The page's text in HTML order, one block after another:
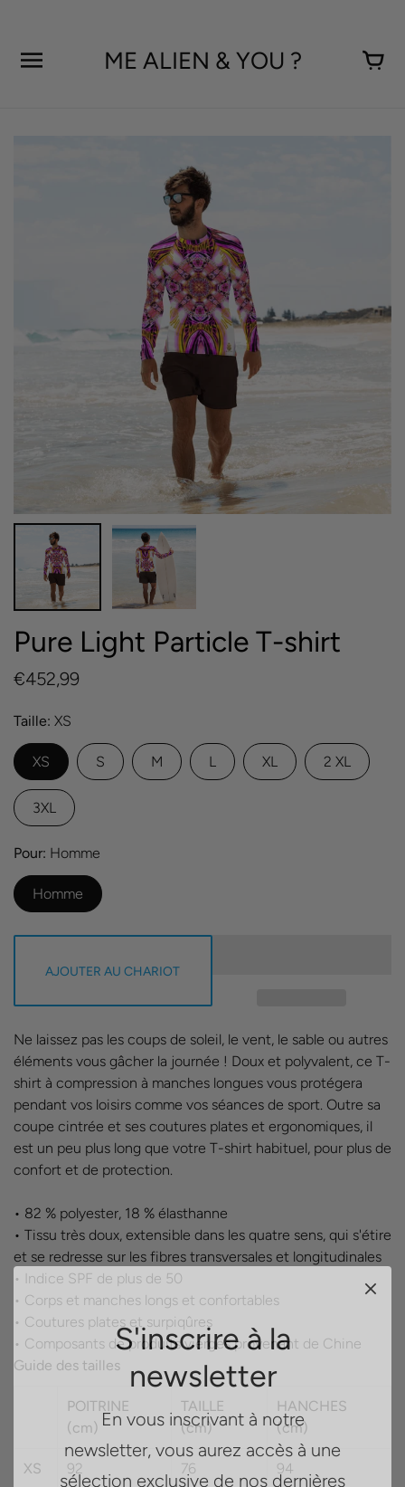
S'inscrire à la
newsletter
En vous inscrivant à notre
newsletter, vous aurez accès à une
sélection exclusive de nos dernières
ME ALIEN & YOU ?
Pure Light Particle T-shirt
€452,99
Taille XS
XS S M L XL 2 XL
3XL
Pour Homme
Homme
AJOUTER AU CHARIOT
Ne laissez pas les coups de soleil, le vent, le sable ou autres
éléments vous gâcher la journée ! Doux et polyvalent, ce T-
shirt à compression à manches longues vous protégera
pendant vos loisirs comme vos séances de sport. Outre sa
coupe cintrée et ses coutures plates et ergonomiques, il
est un peu plus long que votre T-shirt habituel, pour plus de
confort et de protection.
• 82 % polyester, 18 % élasthanne
• Tissu très doux, extensible dans les quatre sens, qui s'étire
et se redresse sur les fibres transversales et longitudinales
• Indice SPF de plus de 50
• Corps et manches longs et confortables
• Coutures plates et surpiqûres
• Composants de produits vierges provenant de Chine
Guide des tailles
POITRINE
(cm)
TAILLE
(cm)
HANCHES
(cm)
XS 92 76 94